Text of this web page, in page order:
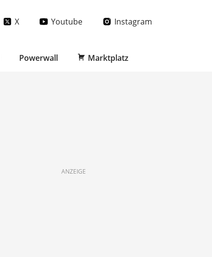
X Youtube Instagram
Powerwall Marktplatz
ANZEIGE